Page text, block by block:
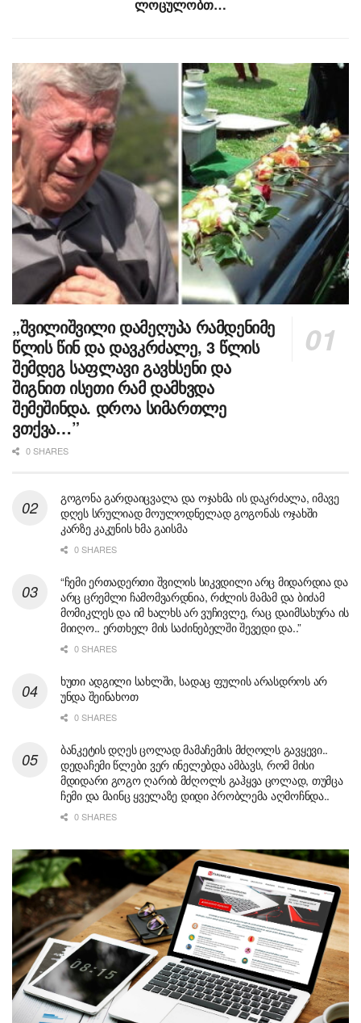
ლოცულობთ…
„შვილიშვილი დამეღუპა რამდენიმე
წლის წინ და დავკრძალე, 3 წლის
შემდეგ საფლავი გავხსენი და
შიგნით ისეთი რამ დამხვდა
შემეშინდა. დროა სიმართლე
ვთქვა…”
0 SHARES
გოგონა გარდაიცვალა და ოჯახმა ის დაკრძალა, იმავე
დღეს სრულიად მოულოდნელად გოგონას ოჯახში
კარზე კაკუნის ხმა გაისმა
0 SHARES
“ჩემი ერთადერთი შვილის სიკვდილი არც მიდარდია და
არც ცრემლი ჩამომვარდნია, რძლის მამამ და ბიძამ
მომიკლეს და იმ ხალხს არ ვუჩივლე, რაც დაიმსახურა ის
მიიღო.. ერთხელ მის საძინებელში შევედი და..”
0 SHARES
ხუთი ადგილი სახლში, სადაც ფულის არასდროს არ
უნდა შეინახოთ
0 SHARES
ბანკეტის დღეს ცოლად მამაჩემის მძღოლს გავყევი..
დედაჩემი წლები ვერ ინელებდა ამბავს, რომ მისი
მდიდარი გოგო ღარიბ მძღოლს გაჰყვა ცოლად, თუმცა
ჩემი და მაინც ყველაზე დიდი პრობლემა აღმოჩნდა..
0 SHARES